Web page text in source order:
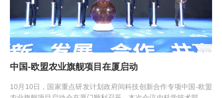
中国-欧盟农业旗舰项目在厦启动
10月10日，国家重点研发计划政府间科技创新合作专项中国-欧盟